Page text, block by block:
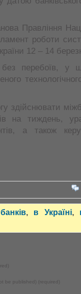
Правління
роботи
12 – 14
перебоїв, у
на тиждень,
а також
банків, в Україні,
be published) (required)